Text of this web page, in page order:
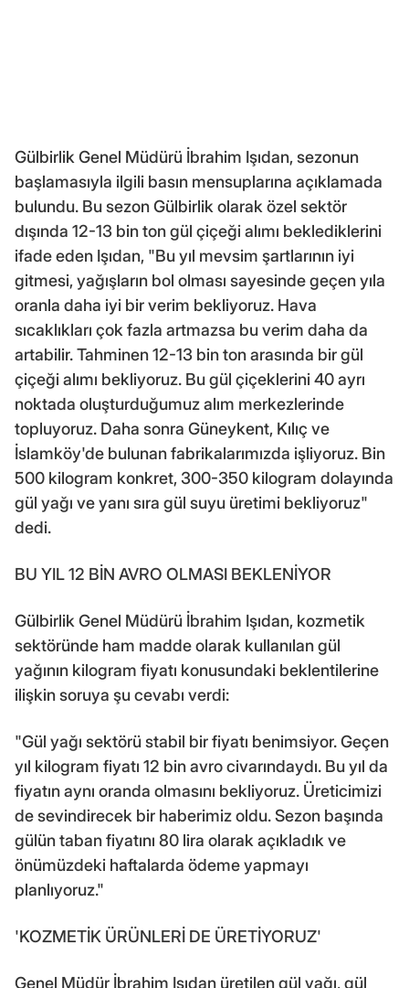
Gülbirlik Genel Müdürü İbrahim Işıdan, sezonun
başlamasıyla ilgili basın mensuplarına açıklamada
bulundu. Bu sezon Gülbirlik olarak özel sektör
dışında 12-13 bin ton gül çiçeği alımı beklediklerini
ifade eden Işıdan, "Bu yıl mevsim şartlarının iyi
gitmesi, yağışların bol olması sayesinde geçen yıla
oranla daha iyi bir verim bekliyoruz. Hava
sıcaklıkları çok fazla artmazsa bu verim daha da
artabilir. Tahminen 12-13 bin ton arasında bir gül
çiçeği alımı bekliyoruz. Bu gül çiçeklerini 40 ayrı
noktada oluşturduğumuz alım merkezlerinde
topluyoruz. Daha sonra Güneykent, Kılıç ve
İslamköy'de bulunan fabrikalarımızda işliyoruz. Bin
500 kilogram konkret, 300-350 kilogram dolayında
gül yağı ve yanı sıra gül suyu üretimi bekliyoruz"
dedi.
BU YIL 12 BİN AVRO OLMASI BEKLENİYOR
Gülbirlik Genel Müdürü İbrahim Işıdan, kozmetik
sektöründe ham madde olarak kullanılan gül
yağının kilogram fiyatı konusundaki beklentilerine
ilişkin soruya şu cevabı verdi:
"Gül yağı sektörü stabil bir fiyatı benimsiyor. Geçen
yıl kilogram fiyatı 12 bin avro civarındaydı. Bu yıl da
fiyatın aynı oranda olmasını bekliyoruz. Üreticimizi
de sevindirecek bir haberimiz oldu. Sezon başında
gülün taban fiyatını 80 lira olarak açıkladık ve
önümüzdeki haftalarda ödeme yapmayı
planlıyoruz."
'KOZMETİK ÜRÜNLERİ DE ÜRETİYORUZ'
Genel Müdür İbrahim Işıdan üretilen gül yağı, gül